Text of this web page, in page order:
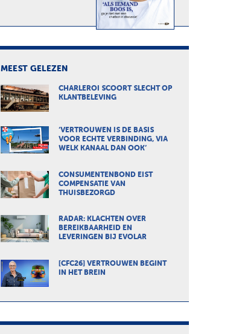
MEEST GELEZEN
CHARLEROI SCOORT SLECHT OP
KLANTBELEVING
‘VERTROUWEN IS DE BASIS
VOOR ECHTE VERBINDING, VIA
WELK KANAAL DAN OOK’
CONSUMENTENBOND EIST
COMPENSATIE VAN
THUISBEZORGD
RADAR: KLACHTEN OVER
BEREIKBAARHEID EN
LEVERINGEN BIJ EVOLAR
[CFC26] VERTROUWEN BEGINT
IN HET BREIN